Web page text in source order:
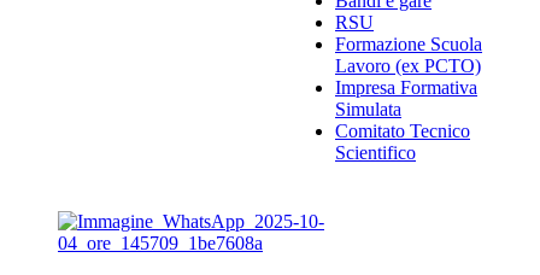
RSU
Formazione Scuola
Lavoro (ex PCTO)
Impresa Formativa
Simulata
Comitato Tecnico
Scientifico